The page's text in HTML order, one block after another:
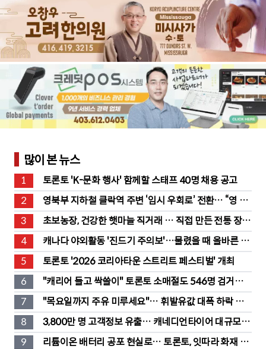
많이 본 뉴스
1
토론토 'K-문화 행사' 함께할 스태프 40명 채용 공고
2
영북부 지하철 클락역 주변 ‘임시 우회로’ 전환… “영 스
트리트 바뀐다”
3
초보농장, 건강한 햇마늘 직거래 … 직접 만든 전통 장류
도 판매
4
캐나다 야외활동 '진드기 주의보'…물렸을 때 올바른 대
처법은?
5
토론토 '2026 코리아타운 스트리트 페스티벌' 개최
6
"캐리어 들고 싹쓸이" 토론토 소매절도 546명 검거…
훔친 물건 재유통
7
"목요일까지 주유 미루세요"… 휘발유값 대폭 하락 예
고
8
3,800만 명 고객정보 유출… 캐네디언타이어 대규모 집
단소송 직면
9
리튬이온 배터리 공포 현실로… 토론토, 잇따라 화재 발